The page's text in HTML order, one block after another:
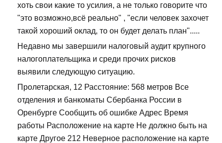
хоть свои какие то усилия, а не только говорите что
"это возможно,всё реально" , "если человек захочет
такой хороший оклад, то он будет делать план".....
Недавно мы завершили налоговый аудит крупного
налогоплательщика и среди прочих рисков
выявили следующую ситуацию.
Пролетарская, 12 Расстояние: 568 метров Все
отделения и банкоматы Сбербанка России в
Оренбурге Сообщить об ошибке Адрес Время
работы Расположение на карте Не должно быть на
карте Другое 212 Неверное расположение на карте